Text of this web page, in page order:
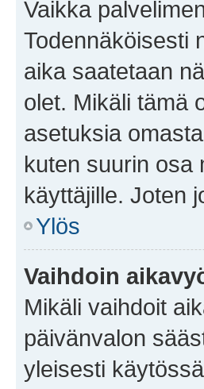
Vaikka
Todennäköisesti
aika saatetaan
olet. Mikäli tämä
asetuksia
kuten suurin osa
käyttäjille. Joten
Ylös
Vaihdoin
Mikäli vaihdoit
päivänvalon
yleisesti